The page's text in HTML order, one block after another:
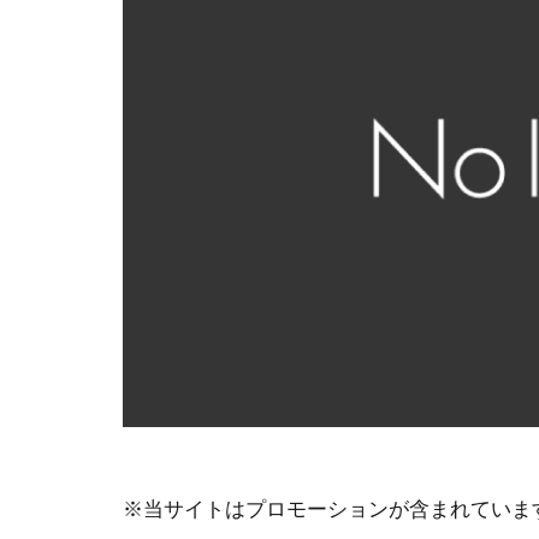
※当サイトはプロモーションが含まれていま